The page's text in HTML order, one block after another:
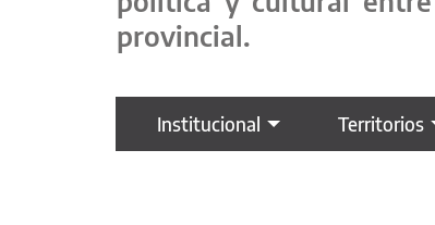
provincial.
Institucional Territorios